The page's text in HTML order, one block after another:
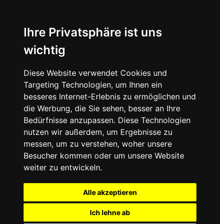
Ihre Privatsphäre ist uns
wichtig
Diese Website verwendet Cookies und
Targeting Technologien, um Ihnen ein
besseres Internet-Erlebnis zu ermöglichen und
die Werbung, die Sie sehen, besser an Ihre
Bedürfnisse anzupassen. Diese Technologien
nutzen wir außerdem, um Ergebnisse zu
messen, um zu verstehen, woher unsere
Besucher kommen oder um unsere Website
weiter zu entwickeln.
Alle akzeptieren
Ich lehne ab